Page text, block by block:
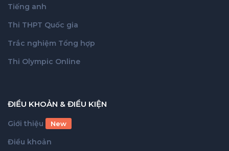
Tiếng anh
Thi THPT Quốc gia
Trắc nghiệm Tổng hợp
Thi Olympic Online
ĐIỀU KHOẢN & ĐIỀU KIỆN
Giới thiệu New
Điều khoản